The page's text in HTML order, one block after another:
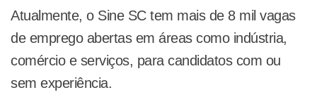
Atualmente, o Sine SC tem mais de 8 mil vagas
de emprego abertas em áreas como indústria,
comércio e serviços, para candidatos com ou
sem experiência.